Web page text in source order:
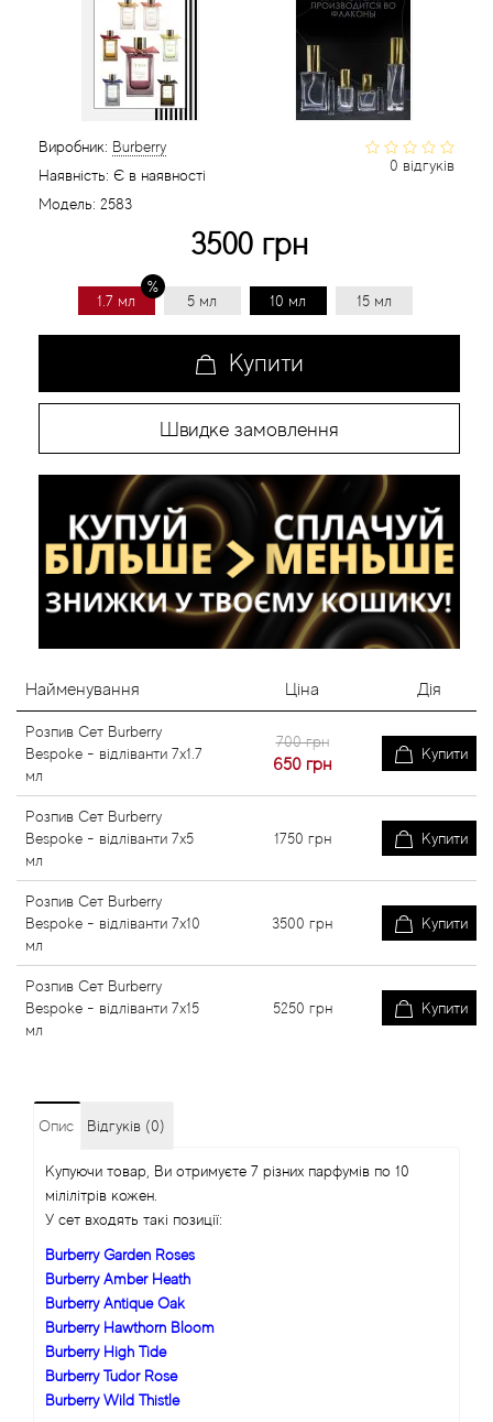
0 відгуків
Виробник: Burberry
Наявність: Є в наявності
Модель: 2583
3500 грн
1.7 мл 5 мл 10 мл 15 мл
Купити
Швидке замовлення
Найменування Ціна Дія
Розпив Сет Burberry
Bespoke - відліванти 7x1.7
мл
700 грн
650 грн
Купити
Розпив Сет Burberry
Bespoke - відліванти 7x5
мл
1750 грн Купити
Розпив Сет Burberry
Bespoke - відліванти 7x10
мл
3500 грн Купити
Розпив Сет Burberry
Bespoke - відліванти 7x15
мл
5250 грн Купити
Опис Відгуків (0)
Купуючи товар, Ви отримуєте 7 різних парфумів по 10
мілілітрів кожен.
У сет входять такі позиції:
Burberry Garden Roses
Burberry Amber Heath
Burberry Antique Oak
Burberry Hawthorn Bloom
Burberry High Tide
Burberry Tudor Rose
Burberry Wild Thistle